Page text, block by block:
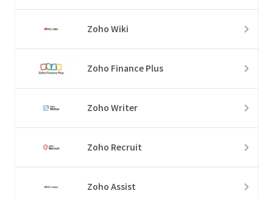
Zoho Wiki
Zoho Finance Plus
Zoho Writer
Zoho Recruit
Zoho Assist